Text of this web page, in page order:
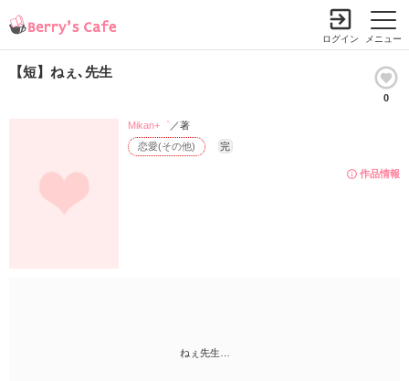
メニュー
ログイン
【短】ねぇ､先生
0
作品情報
恋愛(その他) 完
Mikan+゜／著
ねぇ先生…